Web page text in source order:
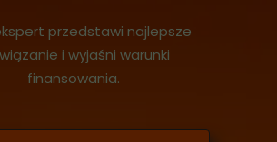
przedstawi najlepsze
i wyjaśni warunki
finansowania.